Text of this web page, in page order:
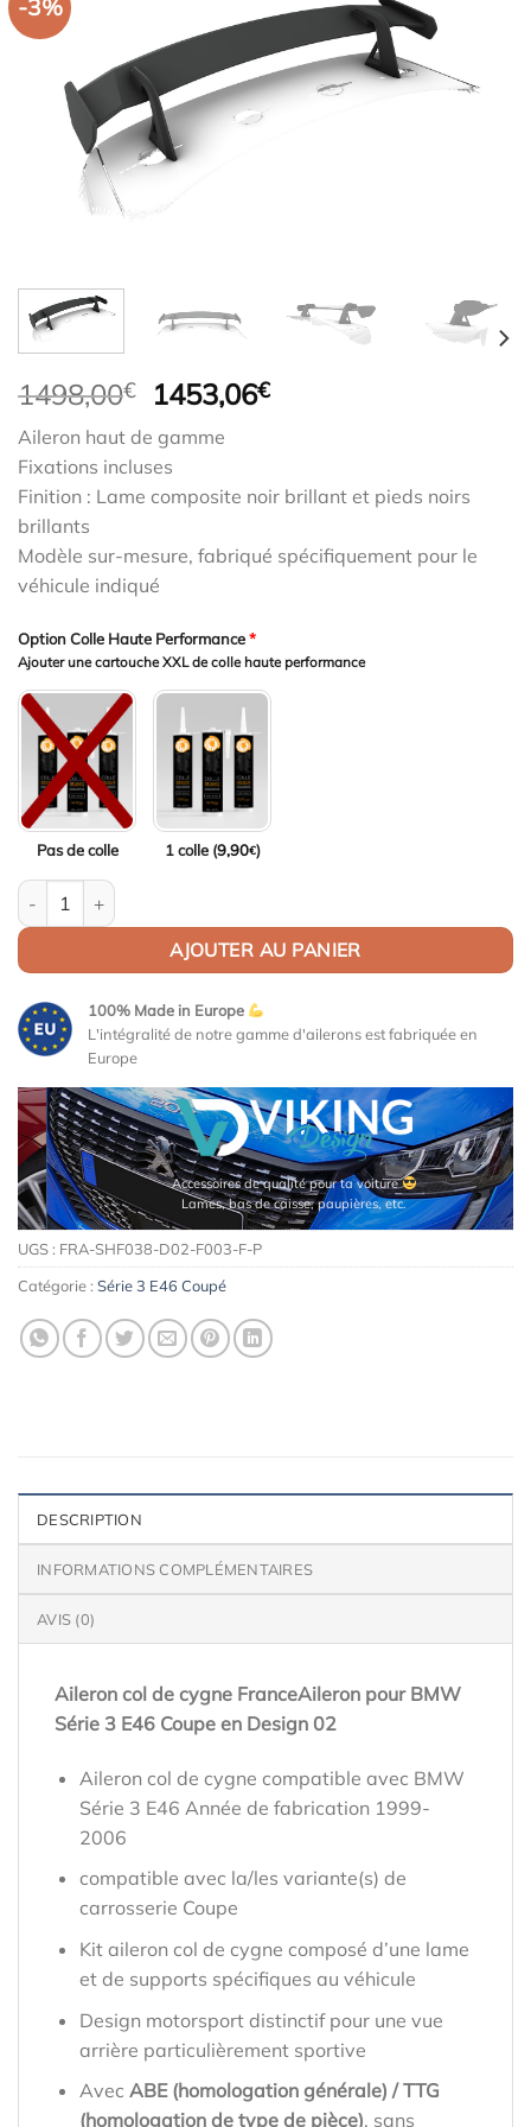
-3%
1498,00€
Le
initial
était :
1498,00€.
1453,06€Le
1453,06€.
Aileron haut de gamme
Fixations incluses
Finition : Lame composite noir brillant et pieds noirs
brillants
Modèle sur-mesure, fabriqué spécifiquement pour le
véhicule indiqué
Option Colle Haute Performance*
Ajouter une cartouche XXL de colle haute performance
Pas de colle 1 colle (9,90€)
quantité de Aileron Col de cygne V2 pour BMW Série 3 E46
AJOUTER AU PANIER
100% Made in Europe
L'intégralité de notre gamme d'ailerons est fabriquée en
Europe
Accessoires de qualité pour ta voiture
Lames, bas de caisse, paupières, etc.
UGS : FRA-SHF038-D02-F003-F-P
Catégorie : Série 3 E46 Coupé
DESCRIPTION
INFORMATIONS COMPLÉMENTAIRES
AVIS (0)
Aileron col de cygne FranceAileron pour BMW
Série 3 E46 Coupe en Design 02
Aileron col de cygne compatible avec BMW
Série 3 E46 Année de fabrication 1999-
2006
compatible avec la/les variante(s) de
carrosserie Coupe
Kit aileron col de cygne composé d’une lame
et de supports spécifiques au véhicule
Design motorsport distinctif pour une vue
arrière particulièrement sportive
Avec ABE (homologation générale) / TTG
(homologation de type de pièce), sans